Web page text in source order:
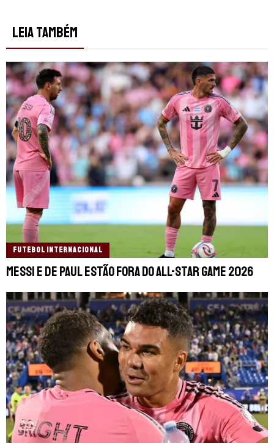
LEIA TAMBÉM
FUTEBOL INTERNACIONAL
Messi e De Paul estão fora do All-Star Game 2026